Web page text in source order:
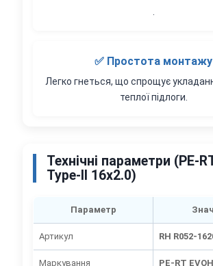
✅ Простота монтажу
Легко гнеться, що спрощує
теплої підлоги.
Технічні параметри (PE-
Type-II 16x2.0)
Параметр
Артикул RH R052-
Маркування PE-RT